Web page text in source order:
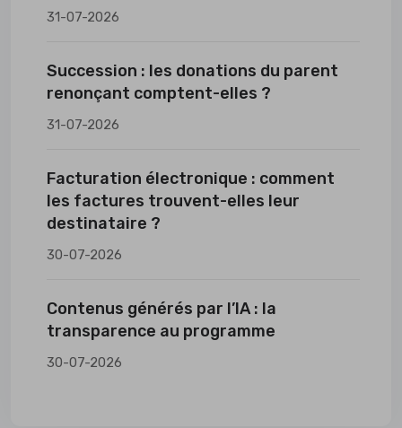
31-07-2026
Succession : les donations du parent
renonçant comptent-elles ?
31-07-2026
Facturation électronique : comment
les factures trouvent-elles leur
destinataire ?
30-07-2026
Contenus générés par l’IA : la
transparence au programme
30-07-2026